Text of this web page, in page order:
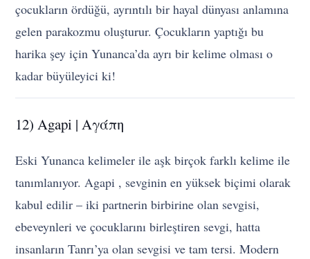
çocukların ördüğü, ayrıntılı bir hayal dünyası anlamına
gelen parakozmu oluşturur. Çocukların yaptığı bu
harika şey için Yunanca’da ayrı bir kelime olması o
kadar büyüleyici ki!
12) Agapi | Aγάπη
Eski Yunanca kelimeler ile aşk birçok farklı kelime ile
tanımlanıyor. Agapi , sevginin en yüksek biçimi olarak
kabul edilir – iki partnerin birbirine olan sevgisi,
ebeveynleri ve çocuklarını birleştiren sevgi, hatta
insanların Tanrı’ya olan sevgisi ve tam tersi. Modern